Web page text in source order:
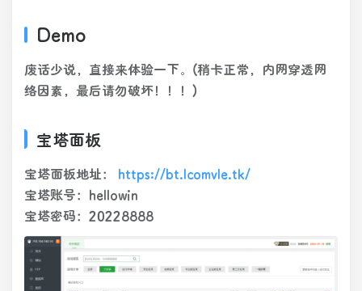
Demo
废话少说，直接来体验一下。(稍卡正常，内网穿透网
络因素，最后请勿破坏！！！)
宝塔面板
宝塔面板地址： https://bt.lcomvle.tk/
宝塔账号：hellowin
宝塔密码：20228888